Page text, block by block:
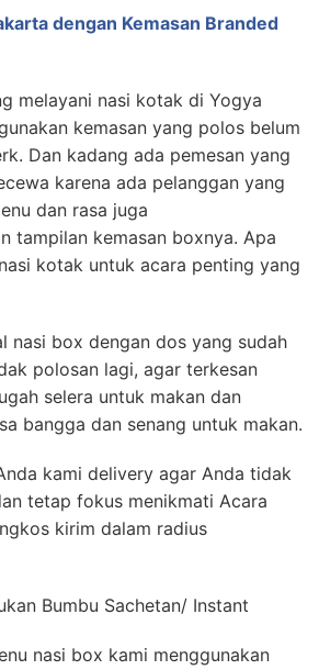
dengan Kemasan Branded
melayani nasi kotak di Yogya
kemasan yang polos belum
Dan kadang ada pemesan yang
karena ada pelanggan yang
dan rasa juga
tampilan kemasan boxnya. Apa
kotak untuk acara penting yang
nasi box dengan dos yang sudah
polosan lagi, agar terkesan
selera untuk makan dan
bangga dan senang untuk makan.
kami delivery agar Anda tidak
tetap fokus menikmati Acara
kirim dalam radius
Bumbu Sachetan/ Instant
nasi box kami menggunakan